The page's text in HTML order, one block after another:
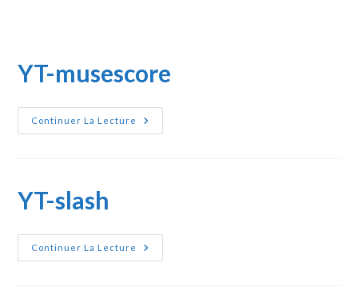
YT-musescore
Continuer La Lecture
YT-
Musescore
YT-slash
Continuer La Lecture
YT-
Slash